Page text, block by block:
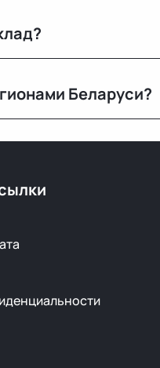
визуальный осмотр и
Беларуси?